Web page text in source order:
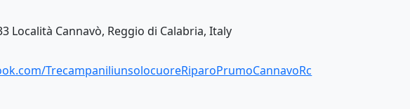
Località Cannavò, Reggio di Calabria, Italy
TrecampaniliunsolocuoreRiparoPrumoCannavoRc